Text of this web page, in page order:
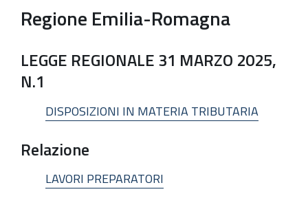
Regione Emilia-Romagna
LEGGE REGIONALE 31 MARZO 2025,
N.1
DISPOSIZIONI IN MATERIA TRIBUTARIA
Relazione
LAVORI PREPARATORI